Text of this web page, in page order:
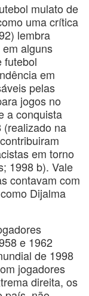
mulato de
uma crítica
lembra
alguns
futebol
em
pelas
jogos no
a conquista
(realizado na
em torno
1998 b). Vale
contavam com
Dijalma
e 1962
de 1998
jogadores
direita, os